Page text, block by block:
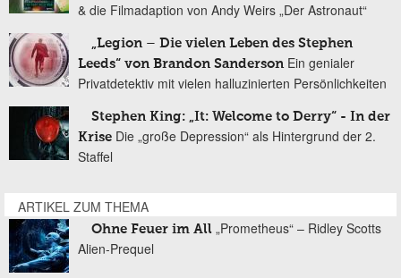
& die Filmadaption von Andy Weirs „Der Astronaut“
„Legion – Die vielen Leben des Stephen
Leeds“ von Brandon Sanderson Ein genialer
Privatdetektiv mit vielen halluzinierten Persönlichkeiten
Stephen King: „It: Welcome to Derry“ - In der
Krise Die „große Depression“ als Hintergrund der 2.
Staffel
ARTIKEL ZUM THEMA
Ohne Feuer im All „Prometheus“ – Ridley Scotts
Alien-Prequel